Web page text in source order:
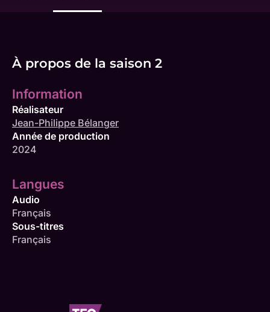
À propos de la saison 2
Information
Réalisateur
Jean-Philippe Bélanger
Année de production
2024
Langues
Audio
Français
Sous-titres
Français